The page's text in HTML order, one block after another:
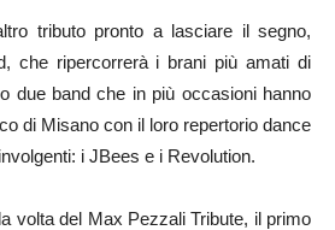
tributo pronto a lasciare il segno,
che ripercorrerà i brani più amati di
due band che in più occasioni hanno
di Misano con il loro repertorio dance
i JBees e i Revolution.
volta del Max Pezzali Tribute, il primo